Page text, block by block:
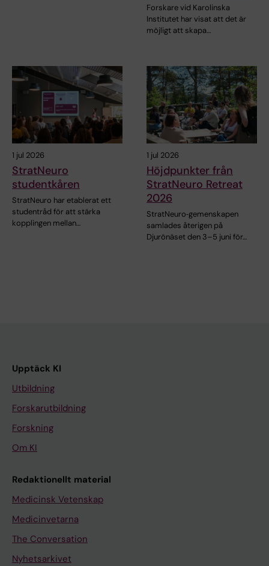
Forskare vid Karolinska
Institutet har visat att det är
möjligt att skapa…
1 jul 2026
StratNeuro
studentkåren
StratNeuro har etablerat ett
studentråd för att stärka
kopplingen mellan…
1 jul 2026
Höjdpunkter från
StratNeuro Retreat
2026
StratNeuro‑gemenskapen
samlades återigen på
Djurönäset den 3–5 juni för…
Upptäck KI
Utbildning
Forskarutbildning
Forskning
Om KI
Redaktionellt material
Medicinsk Vetenskap
Medicinvetarna
The Conversation
Nyhetsarkivet